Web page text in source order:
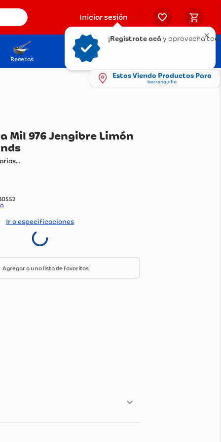
Iniciar sesión
Recetas Solicita tu Tarjeta
¡Regístrate acá y aprovecha
Estas Viendo Productos Para
barranquilla
Tónica Mil 976 Jengibre Limón
Ml X4 Unds
:1230552
Por:Olimpica